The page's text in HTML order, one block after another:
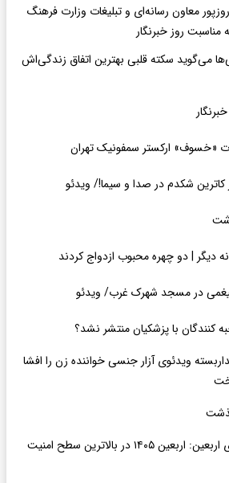
معاون رسانه‌ای و تبلیغات وزارت فرهنگ
مناسبت روز خبرنگار
می‌گوید سکته قلبی بهترین اتفاق زندگی‌اش
«خسوف» ارکستر سمفونیک تهران
کاترین شکدم در صدا و سیما!/ ویدئو
دیگر | دو چهره محبوب ازدواج کردند
ضیغمی در مسجد شهرک غرب/ ویدئو
کنندگان با پزشکیان منتشر نشد؟
ویدئوی آزار جنسی خواننده زن را افشا
رئیس ستاد مرکزی اربعین: اربعین ۱۴۰۵ در بالاترین سطح امنیت